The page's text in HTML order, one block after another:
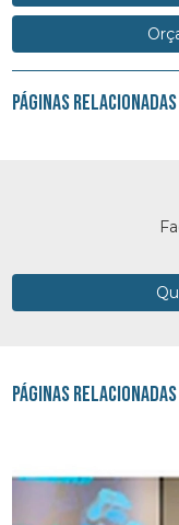
Páginas
Páginas Relacionadas